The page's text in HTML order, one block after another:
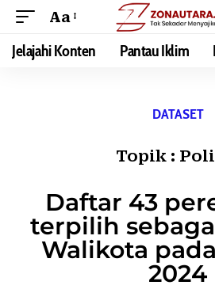
Aa
Jelajahi Konten Pantau Iklim
DATASET
Topik :
Daftar 43
terpilih
Walikota
2024